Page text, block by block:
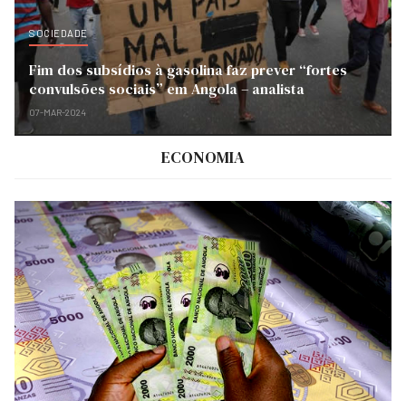
SOCIEDADE
Fim dos subsídios à gasolina faz prever “fortes
convulsões sociais” em Angola – analista
07-MAR-2024
ECONOMIA